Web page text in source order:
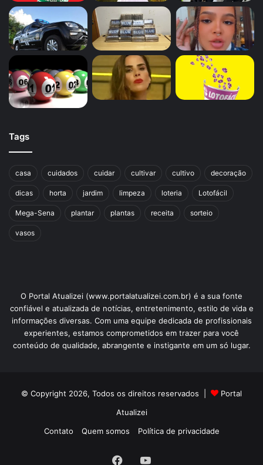
Tags
casa cuidados cuidar cultivar cultivo decoração
dicas horta jardim limpeza loteria Lotofácil
Mega-Sena plantar plantas receita sorteio
vasos
O Portal Atualizei (www.portalatualizei.com.br) é a sua fonte
confiável e atualizada de notícias, entretenimento, estilo de vida e
informações diversas. Com uma equipe dedicada de profissionais
experientes, estamos comprometidos em trazer para você
conteúdo de qualidade, abrangente e instigante em um só lugar.
© Copyright 2026, Todos os direitos reservados |
Portal
Atualizei
Contato
Quem somos Política de privacidade
FacebookYouTube